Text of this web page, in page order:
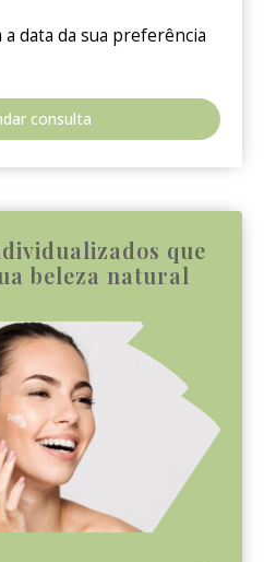
data da sua preferência
consulta
que
beleza natural